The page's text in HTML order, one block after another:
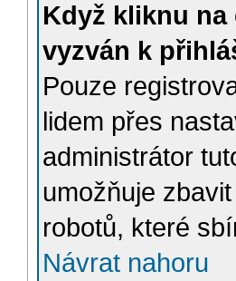
Když kliknu na
vyzván k
Pouze
lidem přes
administrátor
umožňuje
robotů, které
Návrat nahoru